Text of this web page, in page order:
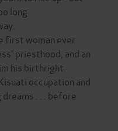
long.
first woman ever
priesthood, and an
his birthright.
occupation and
. . . before